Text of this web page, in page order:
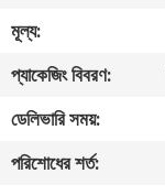
নিয়ন্ত্রণ
যোগাযোগ
করুন
মূল্য:
প্যাকেজিং বিবরণ:
ডেলিভারি সময়:
পরিশোধের শর্ত: